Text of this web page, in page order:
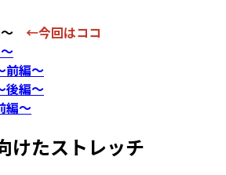
～ ←今回はココ
前編～
後編～
編～
けたストレッチ